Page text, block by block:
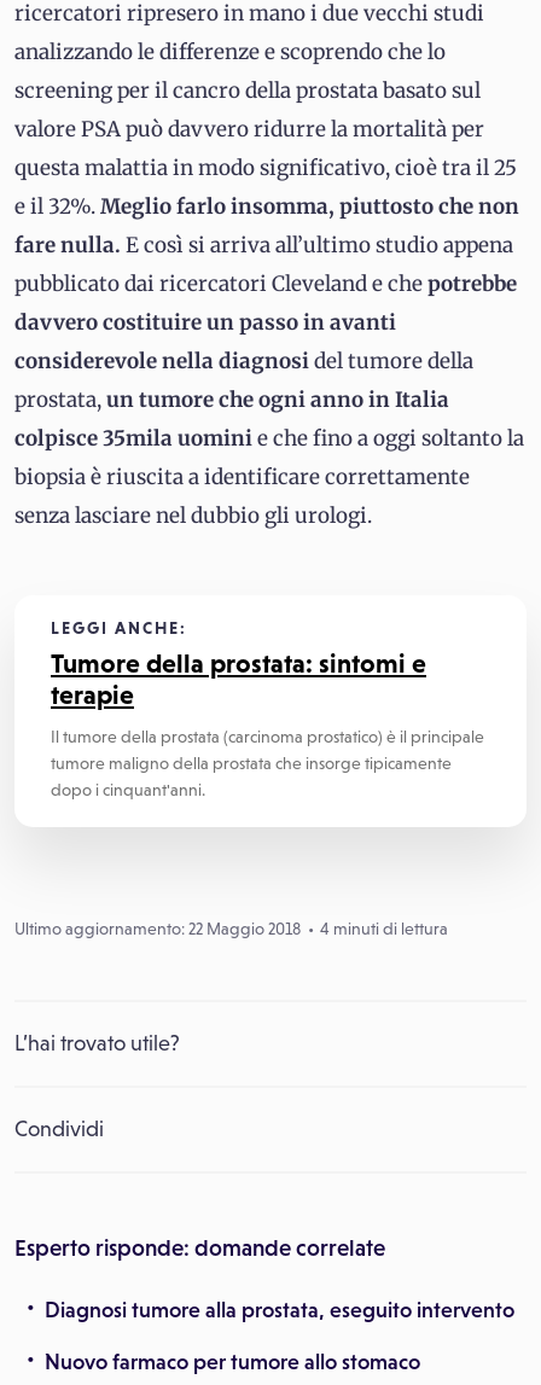
ricercatori ripresero in mano i due vecchi studi
analizzando le differenze e scoprendo che lo
screening per il cancro della prostata basato sul
valore PSA può davvero ridurre la mortalità per
questa malattia in modo significativo, cioè tra il 25
e il 32%.Meglio farlo insomma, piuttosto che non
fare nulla. E così si arriva all’ultimo studio appena
pubblicato dai ricercatori Cleveland e chepotrebbe
davvero costituire un passo in avanti
considerevole nella diagnosidel tumore della
prostata,un tumore che ogni anno in Italia
colpisce 35mila uominie che fino a oggi soltanto la
biopsia è riuscita a identificare correttamente
senza lasciare nel dubbio gli urologi.
LEGGI ANCHE:
Tumore della prostata: sintomi e
terapie
Il tumore della prostata (carcinoma prostatico) è il principale
tumore maligno della prostata che insorge tipicamente
dopo i cinquant'anni.
Ultimo aggiornamento: 22 Maggio 2018 4 minuti di lettura
L’hai trovato utile?
Condividi
Esperto risponde: domande correlate
Diagnosi tumore alla prostata, eseguito intervento
Nuovo farmaco per tumore allo stomaco